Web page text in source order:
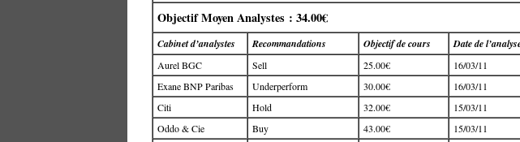
Objectif Moyen Analystes : 34.00€
Cabinet d’analystes Recommandations Objectif de cours Date de
Aurel BGC Sell 25.00€
16/03/11
Exane BNP Paribas
Underperform 30.00€
16/03/11
Citi
Hold 32.00€
15/03/11
Oddo & Cie
Buy 43.00€
15/03/11